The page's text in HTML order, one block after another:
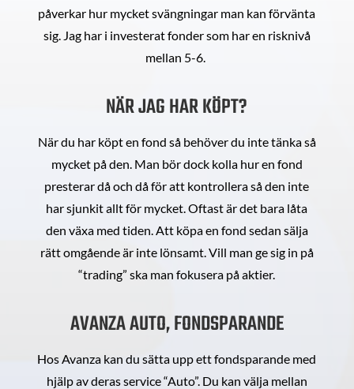
påverkar hur mycket svängningar man kan förvänta
sig. Jag har i investerat fonder som har en risknivå
mellan 5-6.
NÄR JAG HAR KÖPT?
När du har köpt en fond så behöver du inte tänka så
mycket på den. Man bör dock kolla hur en fond
presterar då och då för att kontrollera så den inte
har sjunkit allt för mycket. Oftast är det bara låta
den växa med tiden. Att köpa en fond sedan sälja
rätt omgående är inte lönsamt. Vill man ge sig in på
“trading” ska man fokusera på aktier.
AVANZA AUTO, FONDSPARANDE
Hos Avanza kan du sätta upp ett fondsparande med
hjälp av deras service “Auto”. Du kan välja mellan